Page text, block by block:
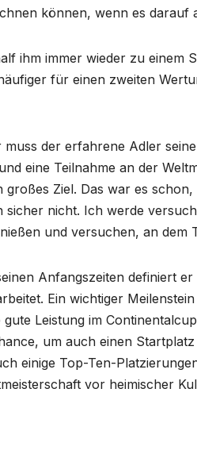
können, wenn es darauf
ihm immer wieder zu einem
für einen zweiten
der erfahrene Adler
eine Teilnahme an der
großes Ziel. Das war es
nicht. Ich werde
und versuchen, an dem
Anfangszeiten definiert
Ein wichtiger
Leistung im
um auch einen
einige Top-Ten-
vor heimischer